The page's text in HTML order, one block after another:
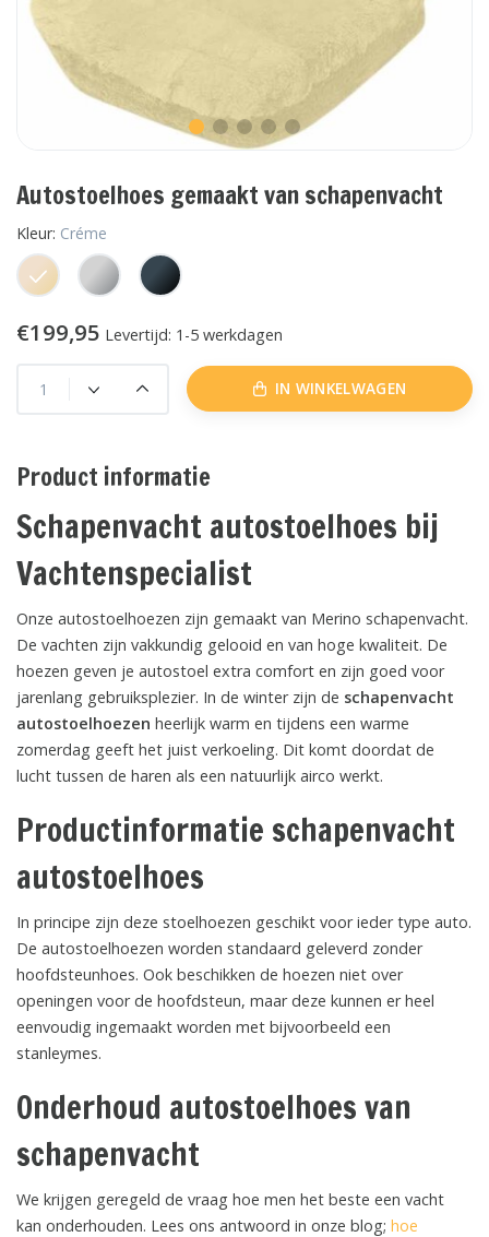
Autostoelhoes gemaakt van schapenvacht
Kleur: Créme
€199,95 Levertijd: 1-5 werkdagen
IN WINKELWAGEN
Product informatie
Schapenvacht autostoelhoes bij
Vachtenspecialist
Onze autostoelhoezen zijn gemaakt van Merino schapenvacht.
De vachten zijn vakkundig gelooid en van hoge kwaliteit. De
hoezen geven je autostoel extra comfort en zijn goed voor
jarenlang gebruiksplezier. In de winter zijn de schapenvacht
autostoelhoezen heerlijk warm en tijdens een warme
zomerdag geeft het juist verkoeling. Dit komt doordat de
lucht tussen de haren als een natuurlijk airco werkt.
Productinformatie schapenvacht
autostoelhoes
In principe zijn deze stoelhoezen geschikt voor ieder type auto.
De autostoelhoezen worden standaard geleverd zonder
hoofdsteunhoes. Ook beschikken de hoezen niet over
openingen voor de hoofdsteun, maar deze kunnen er heel
eenvoudig ingemaakt worden met bijvoorbeeld een
stanleymes.
Onderhoud autostoelhoes van
schapenvacht
We krijgen geregeld de vraag hoe men het beste een vacht
kan onderhouden. Lees ons antwoord in onze blog; hoe